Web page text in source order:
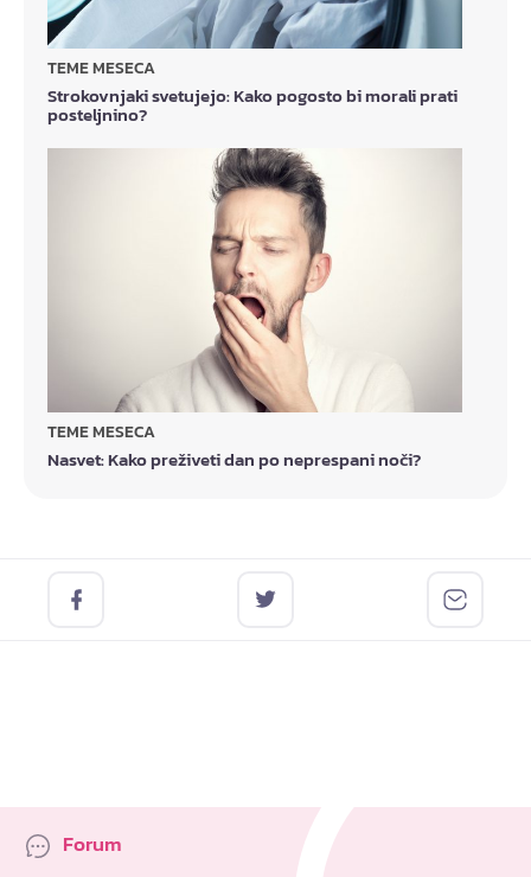
TEME MESECA
Strokovnjaki svetujejo: Kako pogosto bi morali prati
posteljnino?
TEME MESECA
Nasvet: Kako preživeti dan po neprespani noči?
Forum